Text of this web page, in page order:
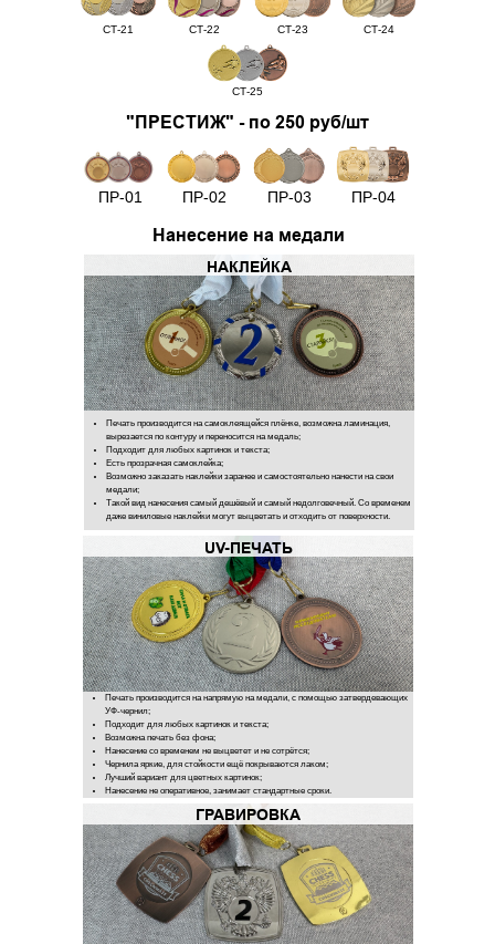
СТ-25
СТ-24
СТ-23
СТ-22
СТ-21
ПР-01 ПР-02 ПР-04
ПР-03
"ПРЕСТИЖ" - по 250 руб/шт
НАКЛЕЙКА
Нанесение на медали
Печать производится на самоклеящейся плёнке, возможна ламинация,
вырезается по контуру и переносится на медаль;
Подходит для любых картинок и текста;
Есть прозрачная самоклейка;
Возможно заказать наклейки заранее и самостоятельно нанести на свои
медали;
Такой вид нанесения самый дешёвый и самый недолговечный. Со временем
даже виниловые наклейки могут выцветать и отходить от поверхности.
UV-ПЕЧАТЬ
Печать производится на напрямую на медали, с помощью затвердевающих
УФ-чернил;
Подходит для любых картинок и текста;
Возможна печать без фона;
Нанесение со временем не выцветет и не сотрётся;
Чернила яркие, для стойкости ещё покрываются лаком;
Лучший вариант для цветных картинок;
Нанесение не оперативное, занимает стандартные сроки.
ГРАВИРОВКА